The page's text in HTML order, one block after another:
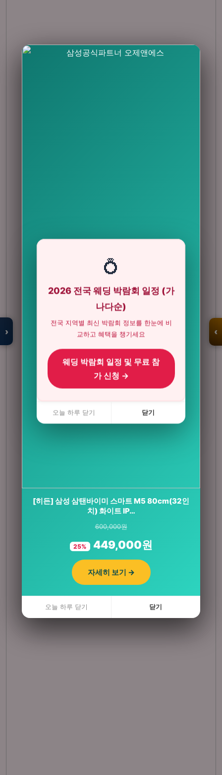
› ‹
💍
2026 전국 웨딩 박람회 일정 (가
나다순)
전국 지역별 최신 박람회 정보를 한눈에 비
교하고 혜택을 챙기세요
웨딩 박람회 일정 및 무료 참
가 신청 →
오늘 하루 닫기 닫기
[썸머 기획전] 닥터파이토 덴티백 구강유산균
BLIS M18 프로바이…
180,000원
32% 123,000원
자세히 보기 →
오늘 하루 닫기 닫기
[히든] 삼성 삼탠바이미 스마트 M5 80cm(32인
치) 화이트 IP…
600,000원
25% 449,000원
자세히 보기 →
오늘 하루 닫기 닫기